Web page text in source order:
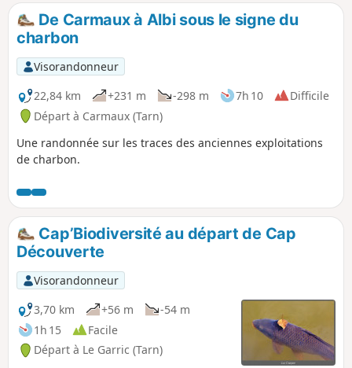
agrémentent ce sentier. Flasher le QRcode pour avoir des
informations sur le chemin et les autres parcours.
De Carmaux à Albi sous le signe du
charbon
Visorandonneur
22,84 km
+231 m -298 m 7h 10
Difficile
Départ à Carmaux (Tarn)
Une randonnée sur les traces des anciennes exploitations
de charbon.
Cap’Biodiversité au départ de Cap
Découverte
Visorandonneur
3,70 km
+56 m
-54 m
1h 15
Facile
Départ à Le Garric (Tarn)